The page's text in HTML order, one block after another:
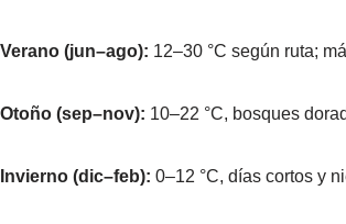
Verano (jun–ago): 12–30 °C según ruta;
Otoño (sep–nov): 10–22 °C, bosques
Invierno (dic–feb): 0–12 °C, días cortos y